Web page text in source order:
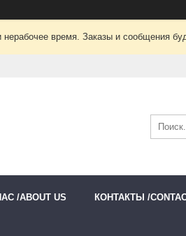
нерабочее время. Заказы и сообщения
/ABOUT US КОНТАКТЫ /